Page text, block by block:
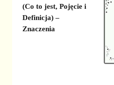
(Co to jest, Pojęcie i
Definicja) –
Znaczenia